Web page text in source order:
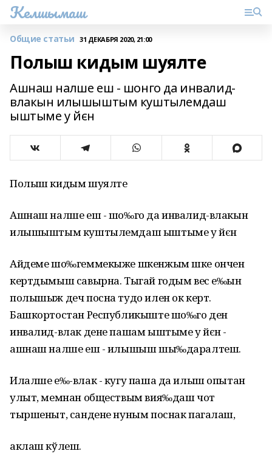
Келшымаш
Общие статьи 31 ДЕКАБРЯ 2020, 21:00
Полыш кидым шуялте
Ашнаш налше еш - шонго да инвалид-
влакын илышыштым куштылемдаш
ыштыме у йєн
Полыш кидым шуялте
Ашнаш налше еш - шо‰го да инвалид-влакын
илышыштым куштылемдаш ыштыме у йєн
Айдеме шо‰геммекыже шкенжым шке ончен
кертдымыш савырна. Тыгай годым вес е‰ын
полышыж деч посна тудо илен ок керт.
Башкортостан Республикыште шо‰го ден
инвалид-влак дене пашам ыштыме у йєн -
ашнаш налше еш - илышыш шы‰даралтеш.
Илалше е‰-влак - кугу паша да илыш опытан
улыт, мемнан обществым вия‰даш чот
тыршеныт, сандене нуным поснак пагалаш,
аклаш кўлеш.